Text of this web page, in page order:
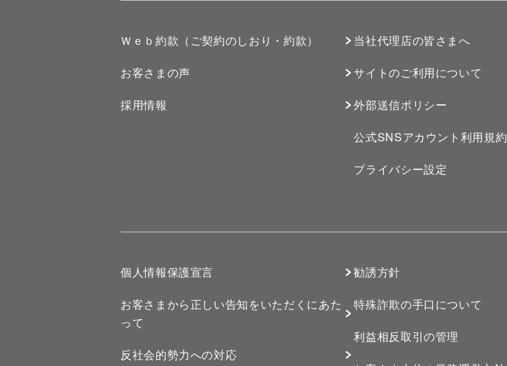
Ｗｅｂ約款（ご契約のしおり・約款）
お客さまの声
採用情報
当社代理店の皆さまへ
サイトのご利用について
外部送信ポリシー
公式SNSアカウント利用規約
プライバシー設定
個人情報保護宣言
お客さまから正しい告知をいただくにあた
って
反社会的勢力への対応
勧誘方針
特殊詐欺の手口について
利益相反取引の管理